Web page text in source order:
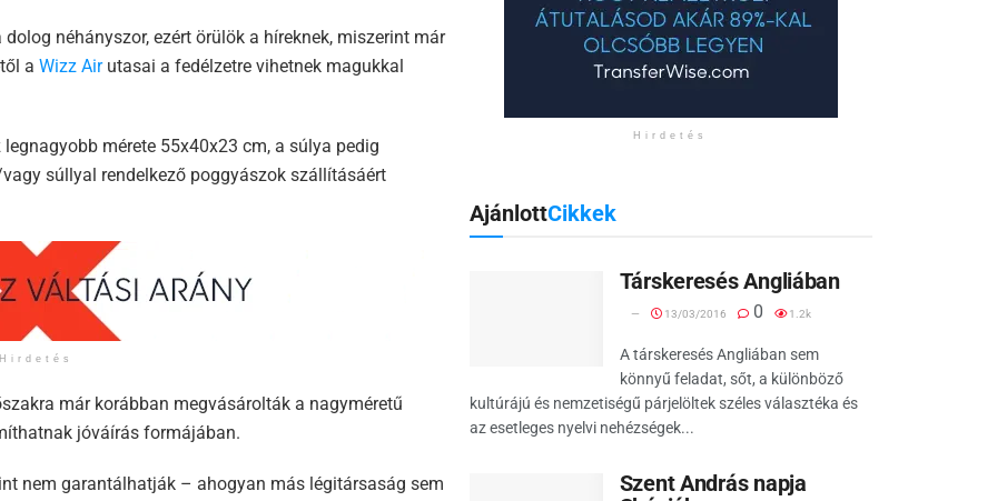
néhányszor, ezért örülök a híreknek, miszerint már
a Wizz Airutasai a fedélzetre vihetnek magukkal
mérete 55x40x23 cm, a súlya pedig
súllyal rendelkező poggyászok szállításáért
Hirdetés
már korábban megvásárolták a nagyméretű
jóváírás formájában.
nem garantálhatják – ahogyan más légitársaság sem
Hirdetés
AjánlottCikkek
Társkeresés Angliában
13/03/2016 0 1.2k
A társkeresés Angliában sem
könnyű feladat, sőt, a különböző
kultúrájú és nemzetiségű párjelöltek széles választéka és
az esetleges nyelvi nehézségek...
Szent András napja